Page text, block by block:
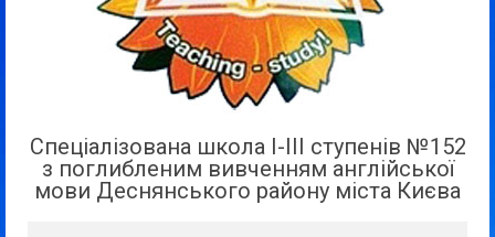
Спеціалізована школа І-ІІІ ступенів №152
з поглибленим вивченням англійської
мови Деснянського району міста Києва